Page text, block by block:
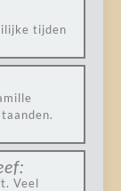
tijden
Veel